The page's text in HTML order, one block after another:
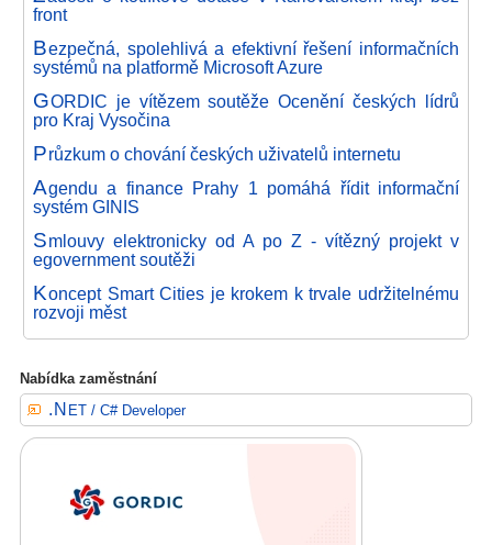
front
Bezpečná, spolehlivá a efektivní řešení informačních
systémů na platformě Microsoft Azure
GORDIC je vítězem soutěže Ocenění českých lídrů
pro Kraj Vysočina
Průzkum o chování českých uživatelů internetu
Agendu a finance Prahy 1 pomáhá řídit informační
systém GINIS
Smlouvy elektronicky od A po Z - vítězný projekt v
egovernment soutěži
Koncept Smart Cities je krokem k trvale udržitelnému
rozvoji měst
Nabídka zaměstnání
.NET / C# Developer